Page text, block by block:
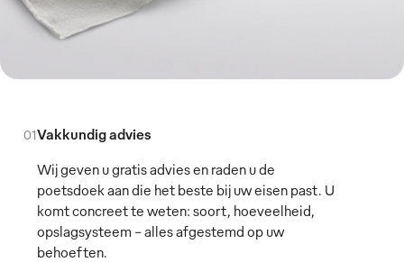
01Vakkundig advies
Wij geven u gratis advies en raden u de
poetsdoek aan die het beste bij uw eisen past. U
komt concreet te weten: soort, hoeveelheid,
opslagsysteem – alles afgestemd op uw
behoeften.